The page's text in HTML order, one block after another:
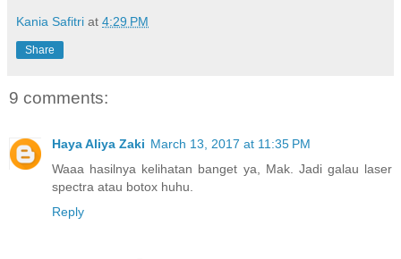
Kania Safitri at 4:29 PM
Share
9 comments:
Haya Aliya Zaki March 13, 2017 at 11:35 PM
Waaa hasilnya kelihatan banget ya, Mak. Jadi galau laser
spectra atau botox huhu.
Reply